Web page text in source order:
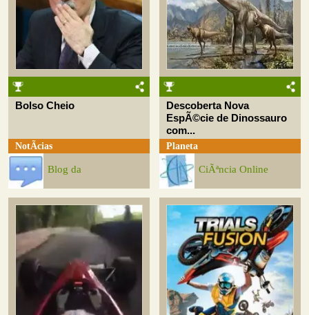
Bolso Cheio
NotÃ­cias
Blog da
Descoberta Nova
EspÃ©cie de Dinossauro
com...
Planeta
CiÃªncia Online